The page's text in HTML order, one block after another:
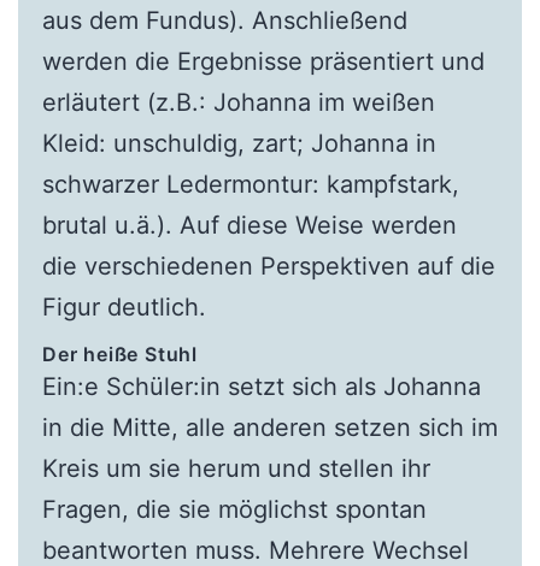
aus dem Fundus). Anschließend
werden die Ergebnisse präsentiert und
erläutert (z.B.: Johanna im weißen
Kleid: unschuldig, zart; Johanna in
schwarzer Ledermontur: kampfstark,
brutal u.ä.). Auf diese Weise werden
die verschiedenen Perspektiven auf die
Figur deutlich.
Der heiße Stuhl
Ein:e Schüler:in setzt sich als Johanna
in die Mitte, alle anderen setzen sich im
Kreis um sie herum und stellen ihr
Fragen, die sie möglichst spontan
beantworten muss. Mehrere Wechsel